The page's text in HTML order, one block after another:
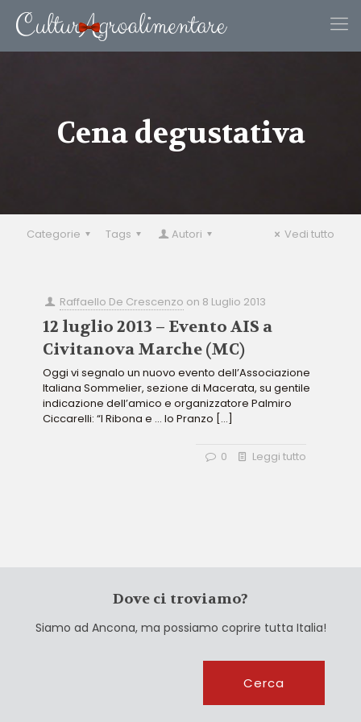
Cena degustativa
Categorie Tags Autori Vedi tutto
Raffaello De Crescenzo on 8 Luglio 2013
12 luglio 2013 – Evento AIS a
Civitanova Marche (MC)
Oggi vi segnalo un nuovo evento dell’Associazione
Italiana Sommelier, sezione di Macerata, su gentile
indicazione dell’amico e organizzatore Palmiro
Ciccarelli: “I Ribona e … lo Pranzo […]
0 Leggi tutto
Dove ci troviamo?
Siamo ad Ancona, ma possiamo coprire tutta Italia!
Cerca